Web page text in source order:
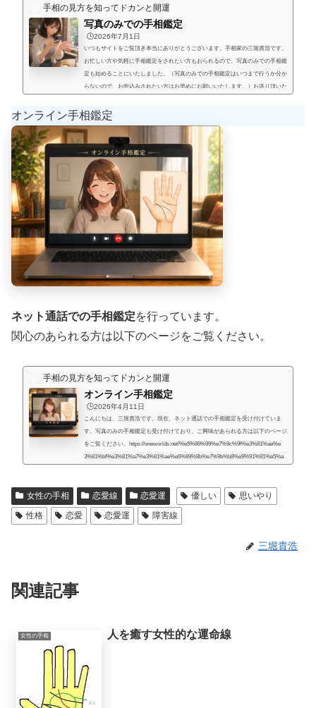
手相の見方を知ってドカンと開運
写真のみでの手相鑑定
🕒️2026年7月1日
いつもサイトをご覧頂き本当にありがとうございます。手相家の三堀貴浩です。
お忙しい方や気軽に手相鑑定をされたい方もおられるので、写真のみでの手相鑑
定も始めることにいたしました。（写真のみでの手相鑑定はいつまで行うか分か
らないので、お申込みされたい方はお早めにお願いいたします。）お送り頂いた
真のみでの手相鑑定では決まった料金と言うものは無く、お好きな金額を鑑定後
オンライン手相鑑定
ネット通話での手相鑑定を行っています。
関心のあられる方は以下のページをご覧ください。
手相の見方を知ってドカンと開運
オンライン手相鑑定
🕒️2026年4月11日
こんにちは、三堀貴浩です。現在、ネット通話での手相鑑定を受け付けていま
す。写真のみの手相鑑定も受け付けており、ご興味があられる方は以下のページ
をご覧ください。https://oneworlds.net/%e5%86%99%e7%9c%9f%e3%81%ae%e
3%81%bf%e3%81%a7%e3%81%ae%e6%89%8b%e7%9b%b8%e9%91%91%e5%a
識や人生を取り巻く法則を教えてもらったときに、人生で起こることには、想像
していたよりもず...
女性の手相 恋愛線 恋愛運 優しい
思いやり
性格
恋愛 恋愛運 障害線
三堀貴浩
関連記事
女性の手相 人を癒す女性的な運命線